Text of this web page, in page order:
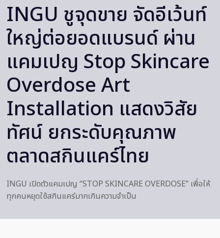
INGU ชูจุดขาย จัดอีเว้นท์
ใหญ่ต่อยอดแบรนด์ ผ่าน
แคมเปญ Stop Skincare
Overdose Art
Installation แสดงวิสัย
ทัศน์ ยกระดับคุณภาพ
ตลาดสกินแคร์ไทย
INGU เปิดตัวแคมเปญ “STOP SKINCARE OVERDOSE” เพื่อให้
ทุกคนหยุดใช้สกินแคร์มากเกินความจำเป็น